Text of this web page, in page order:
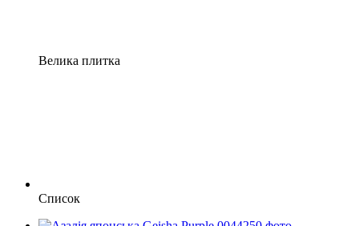
Велика плитка
Список